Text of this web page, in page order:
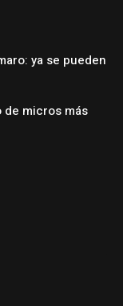
ya se pueden
de micros más